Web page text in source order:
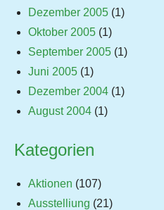
Dezember 2005 (1)
Oktober 2005 (1)
September 2005 (1)
Juni 2005 (1)
Dezember 2004 (1)
August 2004 (1)
Kategorien
Aktionen (107)
Ausstelliung (21)